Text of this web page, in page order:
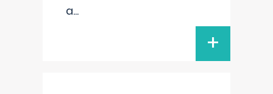
a...
+